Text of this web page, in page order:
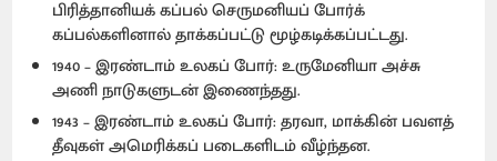
பிரித்தானியக் கப்பல் செருமனியப் போர்க்
கப்பல்களினால் தாக்கப்பட்டு மூழ்கடிக்கப்பட்டது.
1940 – இரண்டாம் உலகப் போர்: உருமேனியா அச்சு
அணி நாடுகளுடன் இணைந்தது.
1943 – இரண்டாம் உலகப் போர்: தரவா, மாக்கின் பவளத்
தீவுகள் அமெரிக்கப் படைகளிடம் வீழ்ந்தன.